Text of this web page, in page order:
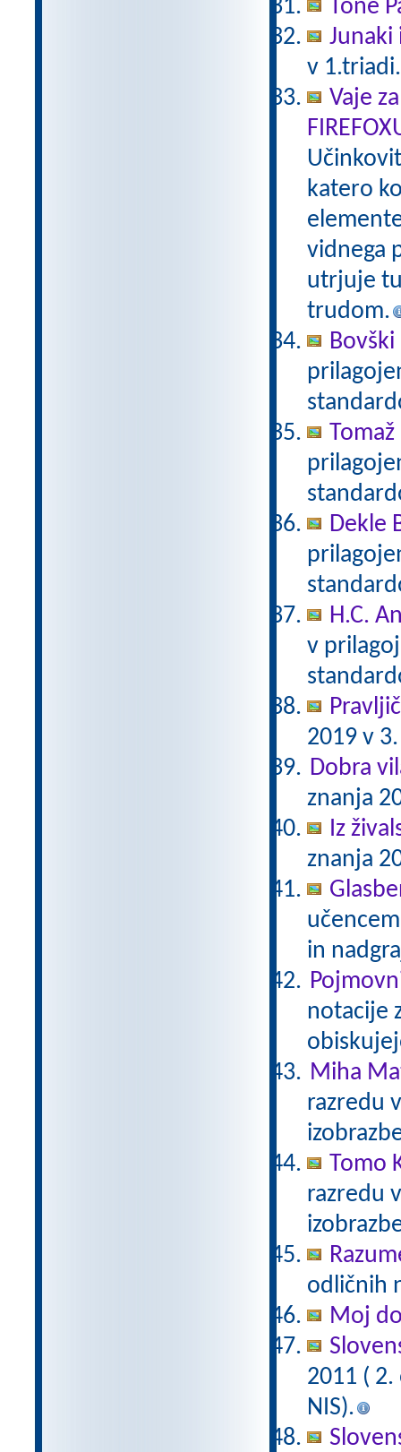
Tone
Junaki
v
Vaje
katero
vidnega
utrjuje
trudom.
Dekle
H.C.
v
2019 v
Dobra
znanja
Iz
znanja
in
notacije
Miha
razredu
Tomo
razredu
odličnih
Moj
2011 (
NIS).